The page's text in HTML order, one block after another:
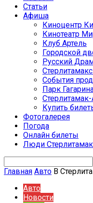
Статьи
Афиша
Киноцентр
Кинотеатр
Клуб Артель
Городской
Русский
События
Парк
Купить
Фотогалерея
Погода
Онлайн билеты
Люди
Главная Авто В
Авто
Новости